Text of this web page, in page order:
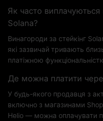
Як часто виплачуються
Solana?
Винагороди за стейкінг
які зазвичай тривають
платіжною
Де можна платити
У будь-якого продавця з
включно з магазинами
Helio — можна оплачувати